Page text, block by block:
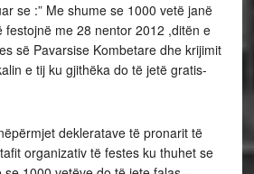
se :” Me shume se 1000 vetë janë
festojnë me 28 nentor 2012 ,ditën e
së Pavarsise Kombetare dhe krijimit
e tij ku gjithëka do të jetë gratis-
dekleratave të pronarit të
organizativ të festes ku thuhet se